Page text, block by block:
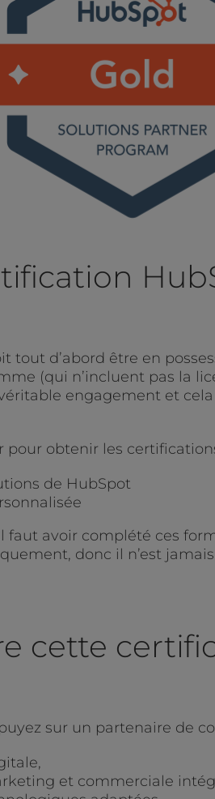
tout d’abord être en
(qui n’incluent pas la
engagement et
obtenir les
de HubSpot
faut avoir complété ces
donc il n’est
cette
sur un partenaire de
et commerciale